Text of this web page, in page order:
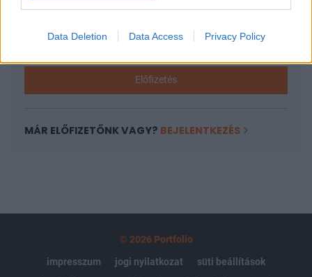
Data Deletion Data Access Privacy Policy
Portfolio.hu teljes cikkarchívum
Előfizetés
MÁR ELŐFIZETŐNK VAGY? BEJELENTKEZÉS
© 2026 Portfolio
impresszum
jogi nyilatkozat
süti beállítások